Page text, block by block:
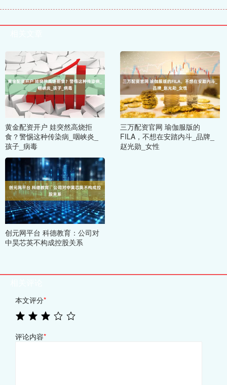
黄金配资开户 娃突然高烧拒
食？警惕这种传染病_咽峡炎_
孩子_病毒
三万配资官网 瑜伽服版的
FILA，不想在安踏内斗_品牌_
赵光勋_女性
创元网平台 科德教育：公司对
中昊芯英不构成控股关系
本文评分*
评论内容*